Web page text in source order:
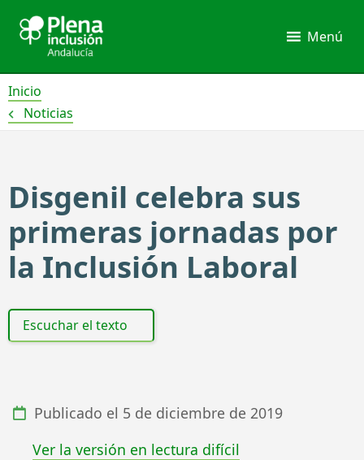
contenido
Menú
Inicio
Noticias
Disgenil celebra sus
primeras jornadas por
la Inclusión Laboral
Escuchar el texto
Publicado el 5 de diciembre de 2019
Ver la versión en lectura difícil